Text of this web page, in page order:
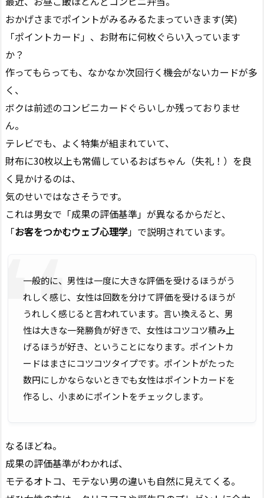
おかげさまでポイントがみるみるたまっていきます(笑)
「ポイントカード」、お財布に何枚ぐらい入っています
か？
作ってもらっても、なかなか次回行く機会がないカードが多
く、
ボクは前述のコンビニカードぐらいしか残っておりませ
ん。
テレビでも、よく特集が組まれていて、
財布に30枚以上も常備しているおばちゃん（失礼！）を良
く見かけるのは、
気のせいではなさそうです。
これは男女で「成果の評価基準」が異なるからだと、
「お客をつかむウェブ心理学」で説明されています。
一般的に、男性は一度に大きな評価を受けるほうがう
れしく感じ、女性は回数を分けて評価を受けるほうが
うれしく感じると言われています。言い換えると、男
性は大きな一発勝負が好きで、女性はコツコツ積み上
げるほうが好き、ということになります。ポイントカ
ードはまさにコツコツタイプです。ポイントがたった
数円にしかならないときでも女性はポイントカードを
作るし、小まめにポイントをチェックします。
なるほどね。
成果の評価基準がわかれば、
モテるオトコ、モテない男の違いも自然に見えてくる。